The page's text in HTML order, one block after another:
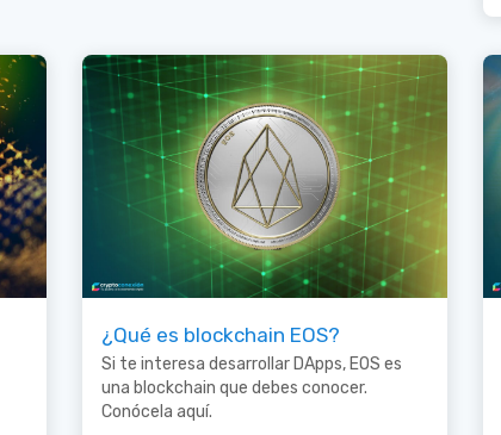
¿Qué es blockchain EOS?
Si te interesa desarrollar DApps, EOS es
una blockchain que debes conocer.
Conócela aquí.